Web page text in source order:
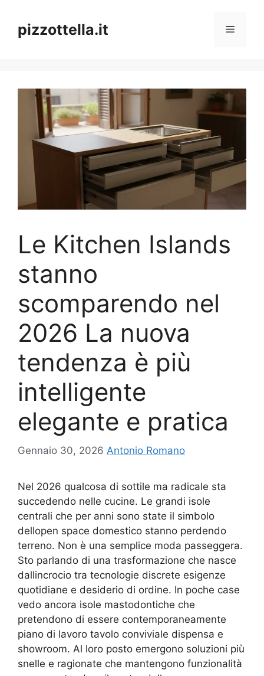
contenuto
pizzottella.it Menu
Le Kitchen Islands
stanno
scomparendo nel
2026 La nuova
tendenza è più
intelligente
elegante e pratica
Gennaio 30, 2026 Antonio Romano
Nel 2026 qualcosa di sottile ma radicale sta
succedendo nelle cucine. Le grandi isole
centrali che per anni sono state il simbolo
dellopen space domestico stanno perdendo
terreno. Non è una semplice moda passeggera.
Sto parlando di una trasformazione che nasce
dallincrocio tra tecnologie discrete esigenze
quotidiane e desiderio di ordine. In poche case
vedo ancora isole mastodontiche che
pretendono di essere contemporaneamente
piano di lavoro tavolo conviviale dispensa e
showroom. Al loro posto emergono soluzioni più
snelle e ragionate che mantengono funzionalità